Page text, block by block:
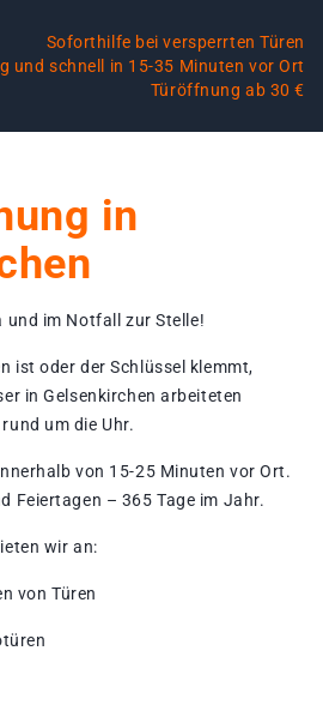
Soforthilfe bei versperrten Türen
und schnell in 15-35 Minuten vor Ort
Türöffnung ab 30 €
in
und im Notfall zur Stelle!
ist oder der Schlüssel klemmt,
in Gelsenkirchen arbeiteten
um die Uhr.
von 15-25 Minuten vor Ort.
Feiertagen – 365 Tage im Jahr.
wir an:
von Türen